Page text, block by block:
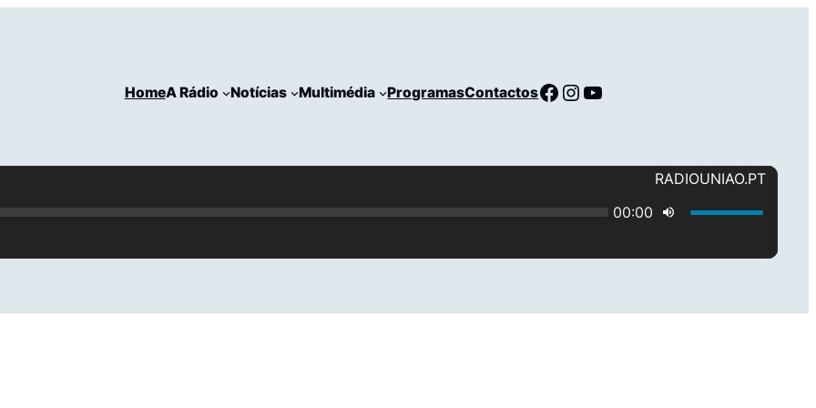
HomeA Rádio Notícias Multimédia ProgramasContactosFacebook InstagramYouTube